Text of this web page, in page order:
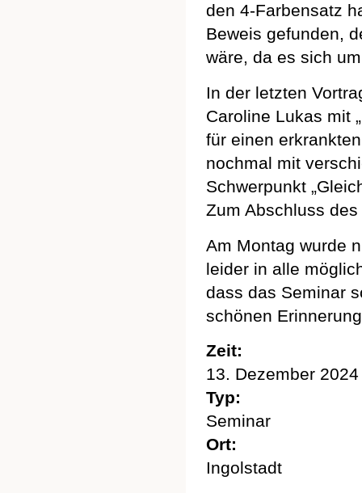
den 4-Farbensatz
Beweis gefunden,
wäre, da es sich
In der letzten
Caroline Lukas mit
für einen
nochmal mit
Schwerpunkt
Zum Abschluss
Am Montag wurde
leider in alle
dass das Seminar
schönen
Zeit:
13. Dezember 2024
Typ:
Seminar
Ort:
Ingolstadt